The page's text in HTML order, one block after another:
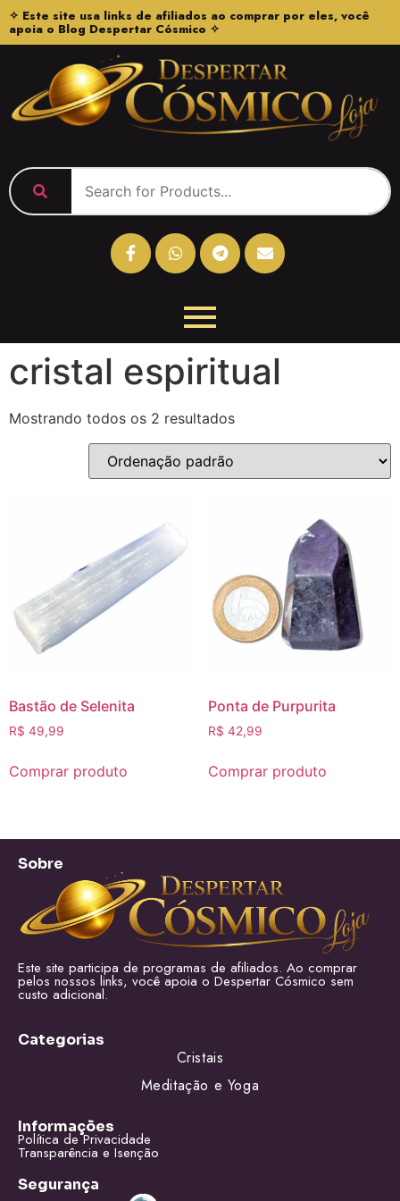
✧ Este site usa links de afiliados ao comprar por eles, você
apoia o Blog Despertar Cósmico ✧
cristal espiritual
Mostrando todos os 2 resultados
Bastão de Selenita
R$ 49,99
Comprar produto
Ponta de Purpurita
R$ 42,99
Comprar produto
Sobre
Este site participa de programas de afiliados. Ao comprar
pelos nossos links, você apoia o Despertar Cósmico sem
custo adicional.
Categorias
Cristais
Meditação e Yoga
Informações
Política de Privacidade
Transparência e Isenção
Segurança